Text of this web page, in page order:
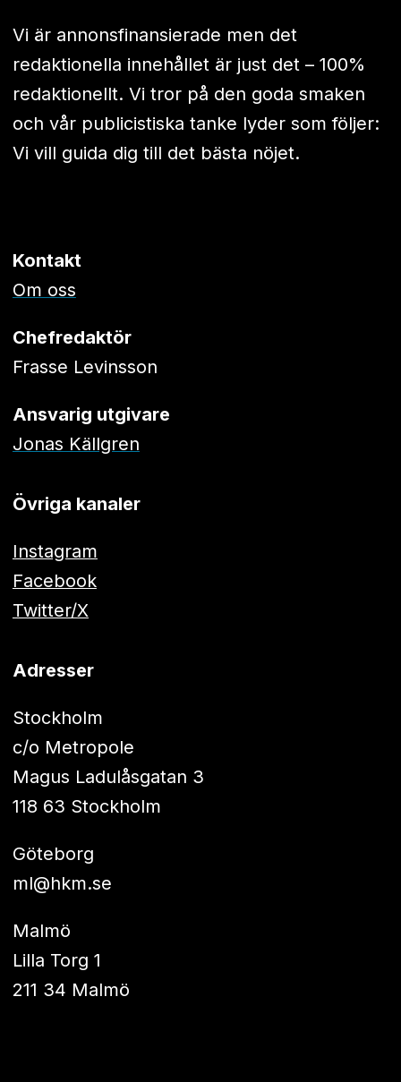
Vi är annonsfinansierade men det
redaktionella innehållet är just det – 100%
redaktionellt. Vi tror på den goda smaken
och vår publicistiska tanke lyder som följer:
Vi vill guida dig till det bästa nöjet.
Kontakt
Om oss
Chefredaktör
Frasse Levinsson
Ansvarig utgivare
Jonas Källgren
Övriga kanaler
Instagram
Facebook
Twitter/X
Adresser
Stockholm
c/o Metropole
Magus Ladulåsgatan 3
118 63 Stockholm
Göteborg
ml@hkm.se
Malmö
Lilla Torg 1
211 34 Malmö